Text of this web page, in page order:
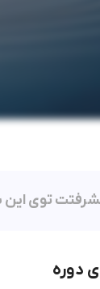
توی
دوره